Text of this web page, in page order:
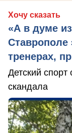
Хочу сказать
«А в думе
Ставрополе
тренерах,
Детский спорт
скандала